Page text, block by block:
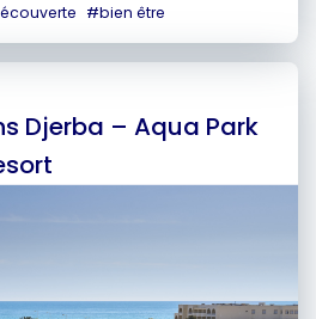
#bien être
Djerba – Aqua Park